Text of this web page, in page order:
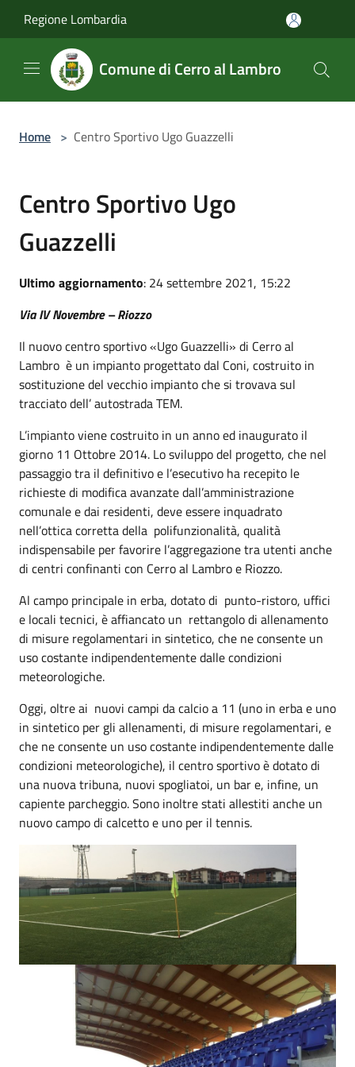
Regione Lombardia
Comune di Cerro al Lambro
Home > Centro Sportivo Ugo Guazzelli
Centro Sportivo Ugo
Guazzelli
Ultimo aggiornamento: 24 settembre 2021, 15:22
Via IV Novembre – Riozzo
Il nuovo centro sportivo «Ugo Guazzelli» di Cerro al
Lambro è un impianto progettato dal Coni, costruito in
sostituzione del vecchio impianto che si trovava sul
tracciato dell’ autostrada TEM.
L’impianto viene costruito in un anno ed inaugurato il
giorno 11 Ottobre 2014. Lo sviluppo del progetto, che nel
passaggio tra il definitivo e l’esecutivo ha recepito le
richieste di modifica avanzate dall’amministrazione
comunale e dai residenti, deve essere inquadrato
nell’ottica corretta della polifunzionalità, qualità
indispensabile per favorire l’aggregazione tra utenti anche
di centri confinanti con Cerro al Lambro e Riozzo.
Al campo principale in erba, dotato di punto-ristoro, uffici
e locali tecnici, è affiancato un rettangolo di allenamento
di misure regolamentari in sintetico, che ne consente un
uso costante indipendentemente dalle condizioni
meteorologiche.
Oggi, oltre ai nuovi campi da calcio a 11 (uno in erba e uno
in sintetico per gli allenamenti, di misure regolamentari, e
che ne consente un uso costante indipendentemente dalle
condizioni meteorologiche), il centro sportivo è dotato di
una nuova tribuna, nuovi spogliatoi, un bar e, infine, un
capiente parcheggio. Sono inoltre stati allestiti anche un
nuovo campo di calcetto e uno per il tennis.